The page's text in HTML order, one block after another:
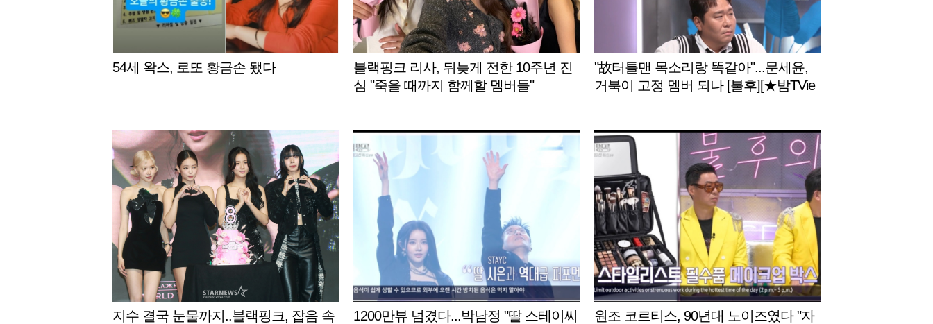
54세 왁스, 로또 황금손 됐다
블랙핑크 리사, 뒤늦게 전한 10주년 진
심 "죽을 때까지 함께할 멤버들"
"故터틀맨 목소리랑 똑같아"...문세윤,
거북이 고정 멤버 되나 [불후][★밤TVie
지수 결국 눈물까지..블랙핑크, 잡음 속
1200만뷰 넘겼다...박남정 "딸 스테이씨
원조 코르티스, 90년대 노이즈였다 "자